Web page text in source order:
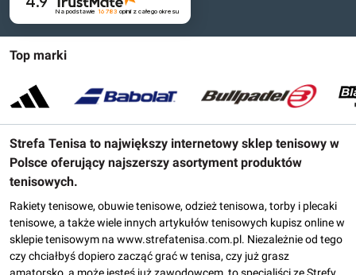
Top marki
Strefa Tenisa to największy internetowy sklep tenisowy w
Polsce oferujący najszerszy asortyment produktów
tenisowych.
Rakiety tenisowe, obuwie tenisowe, odzież tenisowa, torby i plecaki
tenisowe, a także wiele innych artykułów tenisowych kupisz online w
sklepie tenisowym na www.strefatenisa.com.pl. Niezależnie od tego
czy chciałbyś dopiero zacząć grać w tenisa, czy już grasz
Na podstawie 16 783 opinii z całego okresu